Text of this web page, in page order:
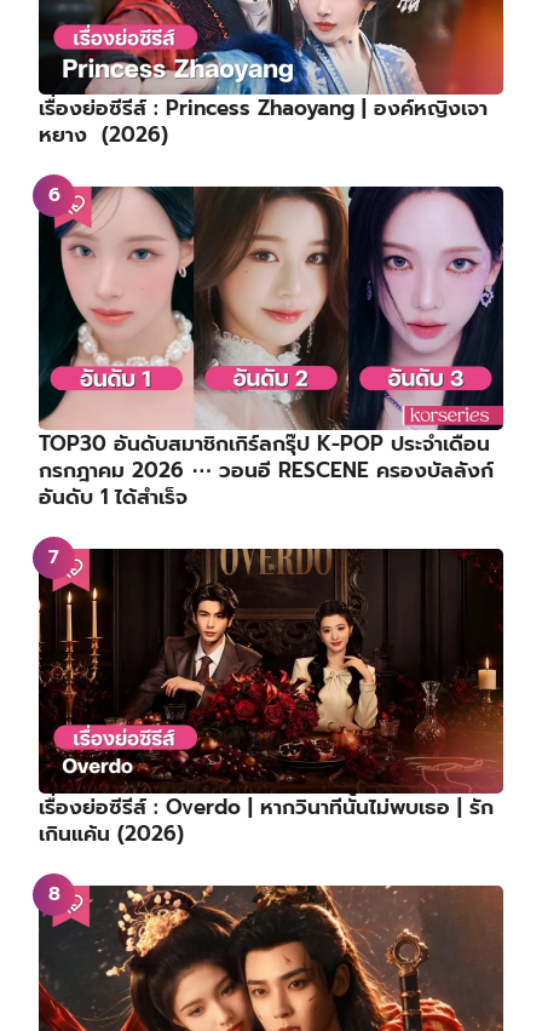
เรื่องย่อซีรีส์ : Princess Zhaoyang | องค์หญิงเจา
หยาง (2026)
TOP30 อันดับสมาชิกเกิร์ลกรุ๊ป K-POP ประจำเดือน
กรกฎาคม 2026 ⋯ วอนอี RESCENE ครองบัลลังก์
อันดับ 1 ได้สำเร็จ
เรื่องย่อซีรีส์ : Overdo | หากวินาทีนั้นไม่พบเธอ | รัก
เกินแค้น (2026)